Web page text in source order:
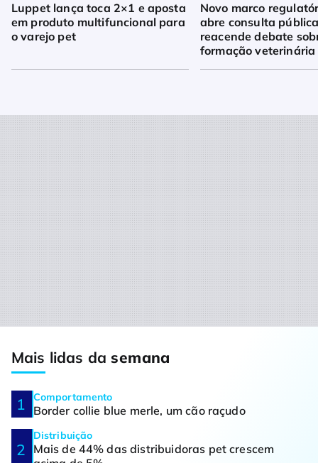
Luppet lança toca 2×1 e aposta
em produto multifuncional para
o varejo pet
Novo marco
abre consulta
reacende debate
formação veterinária
Mais lidas dasemana
Comportamento
Border collie blue merle, um cão raçudo
Distribuição
Mais de 44% das distribuidoras pet crescem